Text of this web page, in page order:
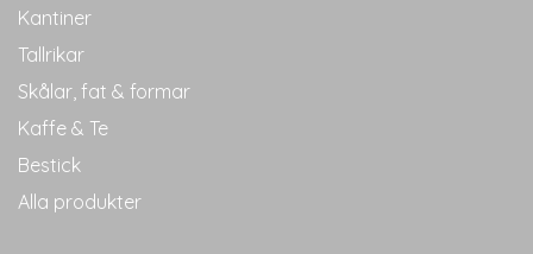
Kantiner
Tallrikar
Skålar, fat & formar
Kaffe & Te
Bestick
Alla produkter